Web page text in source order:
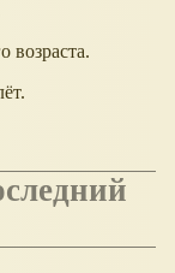
возраста.